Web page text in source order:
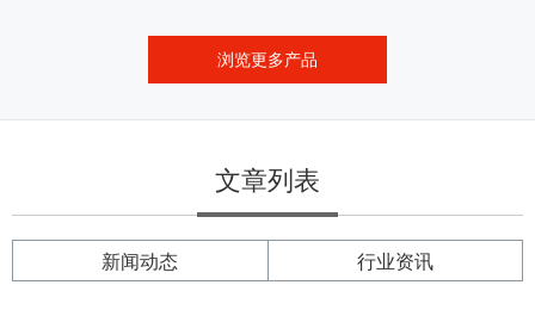
浏览更多产品
文章列表
新闻动态 行业资讯